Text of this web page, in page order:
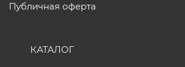
Публичная оферта
КАТАЛОГ